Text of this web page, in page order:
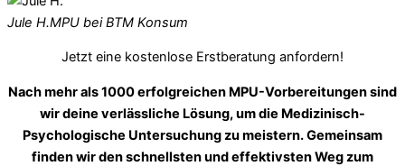
Jule H.MPU bei BTM Konsum
Jetzt eine kostenlose Erstberatung anfordern!
Nach mehr als 1000 erfolgreichen MPU-Vorbereitungen sind
wir deine verlässliche Lösung, um die Medizinisch-
Psychologische Untersuchung zu meistern. Gemeinsam
finden wir den schnellsten und effektivsten Weg zum